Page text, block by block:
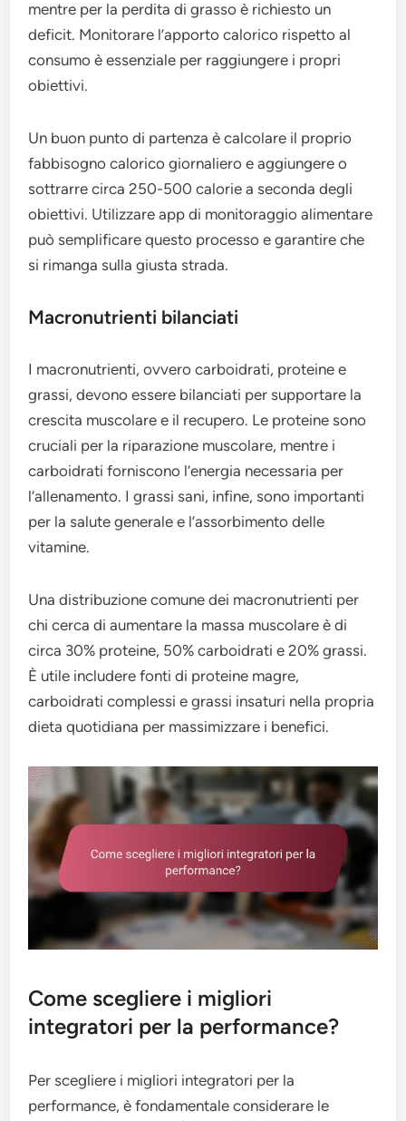
mentre per la perdita di grasso è richiesto un
deficit. Monitorare l’apporto calorico rispetto al
consumo è essenziale per raggiungere i propri
obiettivi.
Un buon punto di partenza è calcolare il proprio
fabbisogno calorico giornaliero e aggiungere o
sottrarre circa 250-500 calorie a seconda degli
obiettivi. Utilizzare app di monitoraggio alimentare
può semplificare questo processo e garantire che
si rimanga sulla giusta strada.
Macronutrienti bilanciati
I macronutrienti, ovvero carboidrati, proteine e
grassi, devono essere bilanciati per supportare la
crescita muscolare e il recupero. Le proteine sono
cruciali per la riparazione muscolare, mentre i
carboidrati forniscono l’energia necessaria per
l’allenamento. I grassi sani, infine, sono importanti
per la salute generale e l’assorbimento delle
vitamine.
Una distribuzione comune dei macronutrienti per
chi cerca di aumentare la massa muscolare è di
circa 30% proteine, 50% carboidrati e 20% grassi.
È utile includere fonti di proteine magre,
carboidrati complessi e grassi insaturi nella propria
dieta quotidiana per massimizzare i benefici.
Come scegliere i migliori
integratori per la performance?
Per scegliere i migliori integratori per la
performance, è fondamentale considerare le